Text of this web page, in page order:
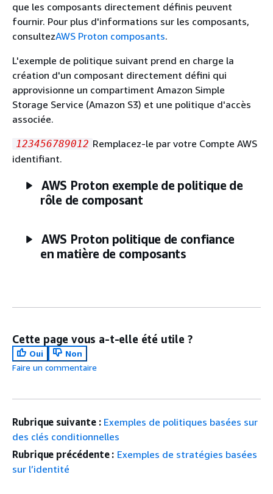
que les composants directement définis peuvent
fournir. Pour plus d'informations sur les composants,
consultezAWS Proton composants.
L'exemple de politique suivant prend en charge la
création d'un composant directement défini qui
approvisionne un compartiment Amazon Simple
Storage Service (Amazon S3) et une politique d'accès
associée.
123456789012 Remplacez-le par votre Compte AWS
identifiant.
AWS Proton exemple de politique de
rôle de composant
AWS Proton politique de confiance
en matière de composants
Cette page vous a-t-elle été utile ?
Oui
Non
Faire un commentaire
Rubrique suivante : Exemples de politiques basées sur
des clés conditionnelles
Rubrique précédente : Exemples de stratégies basées
sur l’identité